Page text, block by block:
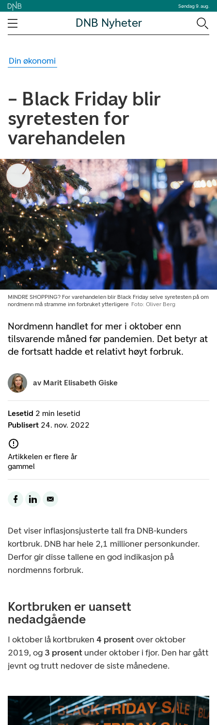
Søndag 9. aug.
DNB Nyheter
Din økonomi
– Black Friday blir
syretesten for
varehandelen
Nordmenn handlet for mer i oktober enn
tilsvarende måned før pandemien. Det betyr at
de fortsatt hadde et relativt høyt forbruk.
MINDRE SHOPPING? For varehandelen blir Black Friday selve syretesten på om
nordmenn må stramme inn forbruket ytterligere Foto: Oliver Berg
Lesetid 2 min lesetid
Publisert 24. nov. 2022
Artikkelen er flere år
gammel
av Marit Elisabeth Giske
Det viser inflasjonsjusterte tall fra DNB-kunders
kortbruk. DNB har hele 2,1 millioner personkunder.
Derfor gir disse tallene en god indikasjon på
nordmenns forbruk.
Kortbruken er uansett
nedadgående
I oktober lå kortbruken 4 prosentover oktober
2019, og 3 prosent under oktober i fjor. Den har gått
jevnt og trutt nedover de siste månedene.